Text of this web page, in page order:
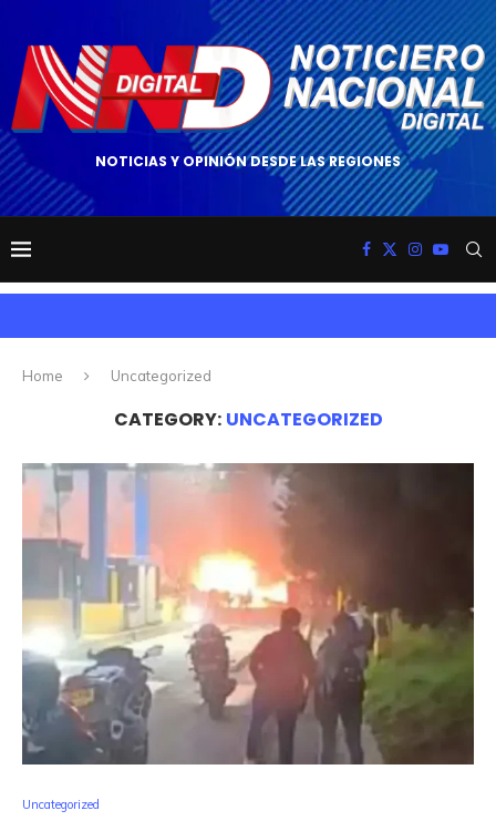
NOTICIAS Y OPINIÓN DESDE LAS REGIONES
Home Uncategorized
CATEGORY: UNCATEGORIZED
Uncategorized